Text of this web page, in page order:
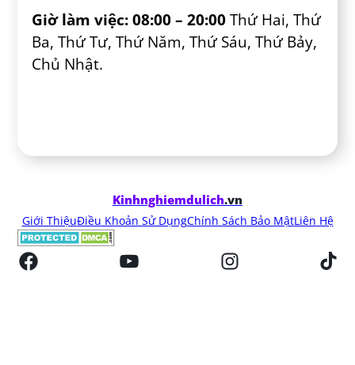
Giờ làm việc:08:00 – 20:00 Thứ Hai, Thứ
Ba, Thứ Tư, Thứ Năm, Thứ Sáu, Thứ Bảy,
Chủ Nhật.
Kinhnghiemdulich.vn
Giới ThiệuĐiều Khoản Sử DụngChính Sách Bảo MậtLiên Hệ